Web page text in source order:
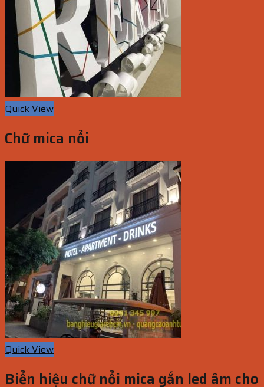
Quick View
Chữ mica nổi
Quick View
Biển hiệu chữ nổi mica gắn led âm cho